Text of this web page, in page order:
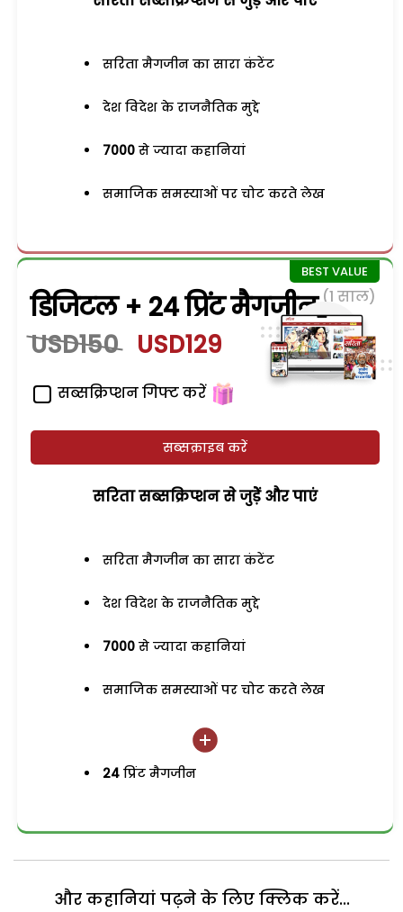
सरिता मैगजीन का सारा कंटेंट
देश विदेश के राजनैतिक मुद्दे
7000 से ज्यादा कहानियां
समाजिक समस्याओं पर चोट करते लेख
डिजिटल + 24 प्रिंट मैगजीन (1 साल)
USD150 USD129
सब्सक्रिप्शन गिफ्ट करें
सब्सक्राइब करें
सरिता सब्सक्रिप्शन से जुड़ेें और पाएं
सरिता मैगजीन का सारा कंटेंट
देश विदेश के राजनैतिक मुद्दे
7000 से ज्यादा कहानियां
समाजिक समस्याओं पर चोट करते लेख
24 प्रिंट मैगजीन
और कहानियां पढ़ने के लिए क्लिक करें...